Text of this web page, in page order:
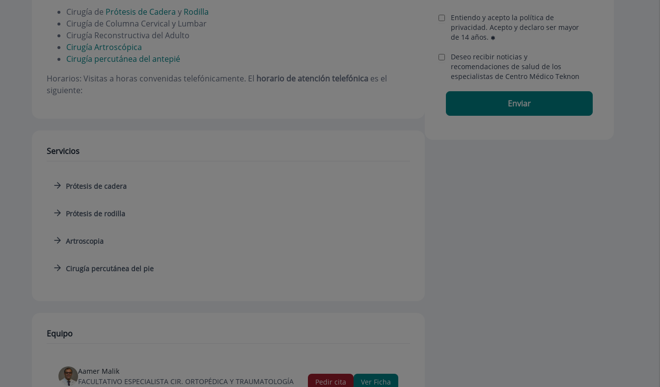
Cirugía de Prótesis de Cadera y Rodilla
Cirugía de Columna Cervical y Lumbar
Cirugía Reconstructiva del Adulto
Cirugía Artroscópica
Cirugía percutánea del antepié
Horarios: Visitas a horas convenidas telefónicamente. El horario de atención telefónica es el
siguiente:
Servicios
Prótesis de cadera
Prótesis de rodilla
Artroscopia
Cirugía percutánea del pie
Equipo
Aamer Malik
FACULTATIVO ESPECIALISTA CIR. ORTOPÉDICA Y TRAUMATOLOGÍA
Pedir cita Ver Ficha
Entiendo y acepto la política de
privacidad. Acepto y declaro ser mayor
de 14 años.
Deseo recibir noticias y
recomendaciones de salud de los
especialistas de Centro Médico Teknon
Enviar